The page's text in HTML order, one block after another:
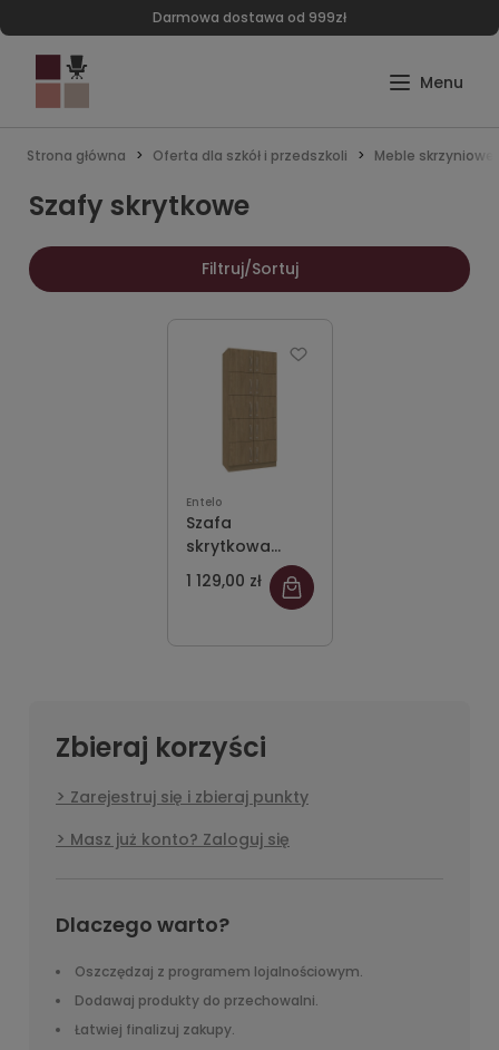
Darmowa dostawa od 999zł
Strona główna Oferta dla szkół i przedszkoli Meble skrzyniowe
Szafy skrytkowe
Filtruj/Sortuj
Entelo
Szafa
skrytkowa
Simple 80 5PP
10F1
800x400x1850
1 129,00 zł
Zbieraj korzyści
Zarejestruj się i zbieraj punkty
Masz już konto? Zaloguj się
Dlaczego warto?
Oszczędzaj z programem lojalnościowym.
Dodawaj produkty do przechowalni.
Łatwiej finalizuj zakupy.